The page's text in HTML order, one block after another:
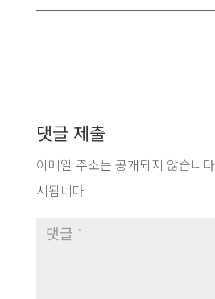
댓글 제출
이메일 주소는 공개되지 않습니다.
시됩니다